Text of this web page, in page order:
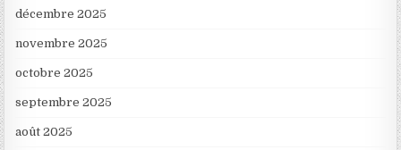
décembre 2025
novembre 2025
octobre 2025
septembre 2025
août 2025